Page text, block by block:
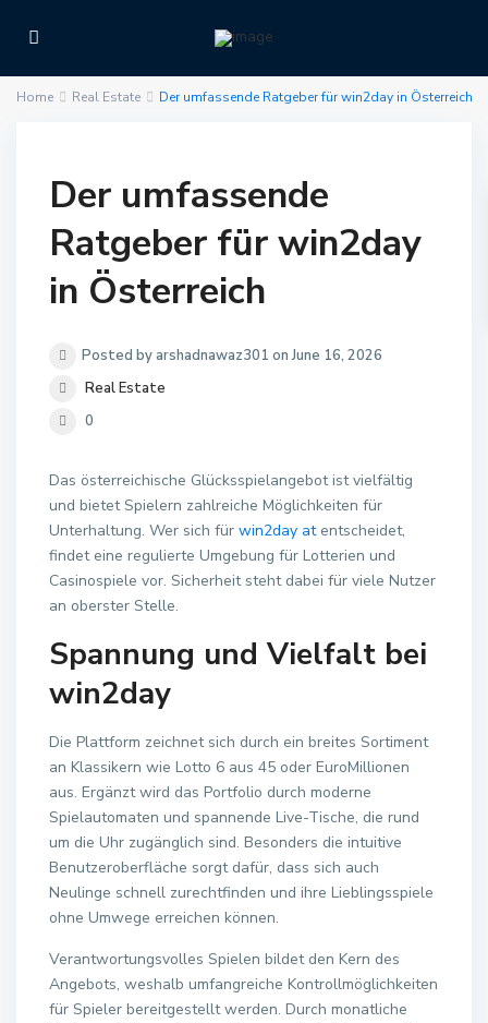
Home Real Estate Der umfassende Ratgeber für win2day in Österreich
Der umfassende
Ratgeber für win2day
in Österreich
Posted by arshadnawaz301 on June 16, 2026
Real Estate
0
Das österreichische Glücksspielangebot ist vielfältig
und bietet Spielern zahlreiche Möglichkeiten für
Unterhaltung. Wer sich fürwin2day atentscheidet,
findet eine regulierte Umgebung für Lotterien und
Casinospiele vor. Sicherheit steht dabei für viele Nutzer
an oberster Stelle.
Spannung und Vielfalt bei
win2day
Die Plattform zeichnet sich durch ein breites Sortiment
an Klassikern wie Lotto 6 aus 45 oder EuroMillionen
aus. Ergänzt wird das Portfolio durch moderne
Spielautomaten und spannende Live-Tische, die rund
um die Uhr zugänglich sind. Besonders die intuitive
Benutzeroberfläche sorgt dafür, dass sich auch
Neulinge schnell zurechtfinden und ihre Lieblingsspiele
ohne Umwege erreichen können.
Verantwortungsvolles Spielen bildet den Kern des
Angebots, weshalb umfangreiche Kontrollmöglichkeiten
für Spieler bereitgestellt werden. Durch monatliche